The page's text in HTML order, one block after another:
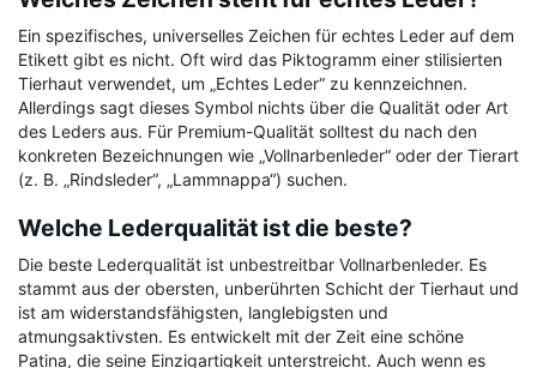
Ein spezifisches, universelles Zeichen für echtes Leder auf dem
Etikett gibt es nicht. Oft wird das Piktogramm einer stilisierten
Tierhaut verwendet, um „Echtes Leder“ zu kennzeichnen.
Allerdings sagt dieses Symbol nichts über die Qualität oder Art
des Leders aus. Für Premium-Qualität solltest du nach den
konkreten Bezeichnungen wie „Vollnarbenleder“ oder der Tierart
(z. B. „Rindsleder“, „Lammnappa“) suchen.
Welche Lederqualität ist die beste?
Die beste Lederqualität ist unbestreitbar Vollnarbenleder. Es
stammt aus der obersten, unberührten Schicht der Tierhaut und
ist am widerstandsfähigsten, langlebigsten und
atmungsaktivsten. Es entwickelt mit der Zeit eine schöne
Patina, die seine Einzigartigkeit unterstreicht. Auch wenn es